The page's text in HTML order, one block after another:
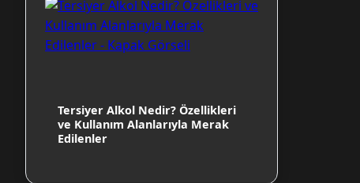
Tersiyer Alkol Nedir? Özellikleri
ve Kullanım Alanlarıyla Merak
Edilenler